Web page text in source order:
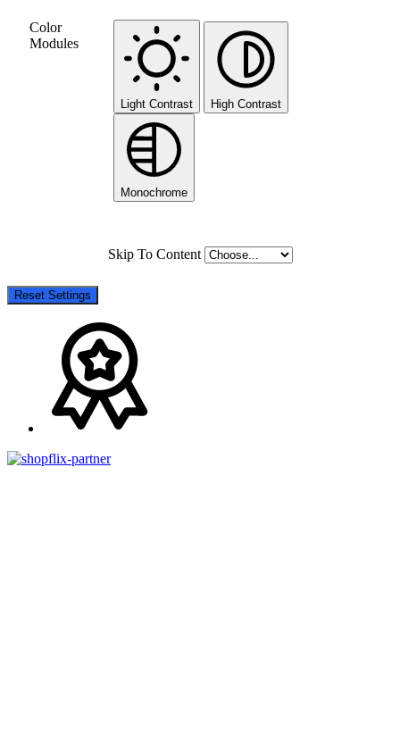
Color
Modules
Light Contrast High Contrast
Monochrome
Skip To Content
Reset Settings